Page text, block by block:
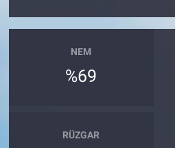
NEM
%69
RÜZGAR